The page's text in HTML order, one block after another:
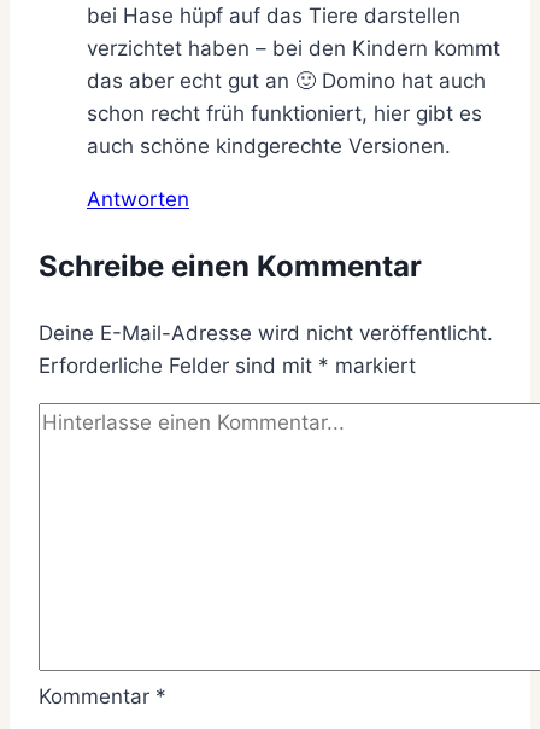
bei Hase hüpf auf das Tiere darstellen
verzichtet haben – bei den Kindern kommt
das aber echt gut an 🙂 Domino hat auch
schon recht früh funktioniert, hier gibt es
auch schöne kindgerechte Versionen.
Antworten
Schreibe einen Kommentar
Deine E-Mail-Adresse wird nicht veröffentlicht.
Erforderliche Felder sind mit * markiert
Kommentar *